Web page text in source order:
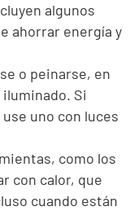
algunos
ahorrar energía y
o peinarse, en
Si
uno con luces
como los
con calor, que
cuando están